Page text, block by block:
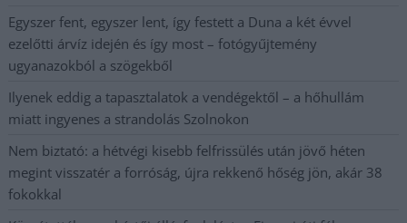
Egyszer fent, egyszer lent, így festett a Duna a két évvel
ezelőtti árvíz idején és így most – fotógyűjtemény
ugyanazokból a szögekből
Ilyenek eddig a tapasztalatok a vendégektől – a hőhullám
miatt ingyenes a strandolás Szolnokon
Nem biztató: a hétvégi kisebb felfrissülés után jövő héten
megint visszatér a forróság, újra rekkenő hőség jön, akár 38
fokokkal